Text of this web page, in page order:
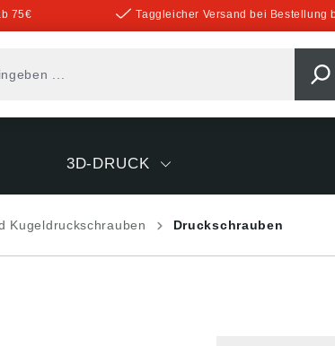
75€ Taggleicher Versand bei Bestellung
3D-DRUCK
Kugeldruckschrauben Druckschrauben